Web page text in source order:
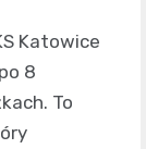
Katowice
8
To